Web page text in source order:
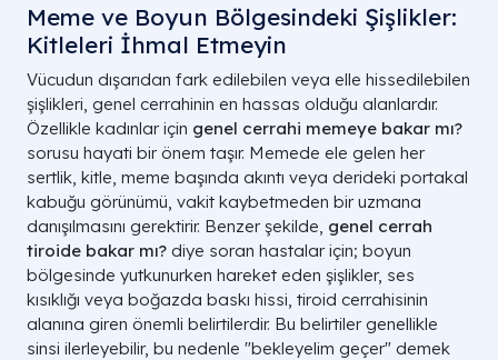
Meme ve Boyun Bölgesindeki Şişlikler:
Kitleleri İhmal Etmeyin
Vücudun dışarıdan fark edilebilen veya elle hissedilebilen
şişlikleri, genel cerrahinin en hassas olduğu alanlardır.
Özellikle kadınlar için genel cerrahi memeye bakar mı?
sorusu hayati bir önem taşır. Memede ele gelen her
sertlik, kitle, meme başında akıntı veya derideki portakal
kabuğu görünümü, vakit kaybetmeden bir uzmana
danışılmasını gerektirir. Benzer şekilde, genel cerrah
tiroide bakar mı? diye soran hastalar için; boyun
bölgesinde yutkunurken hareket eden şişlikler, ses
kısıklığı veya boğazda baskı hissi, tiroid cerrahisinin
alanına giren önemli belirtilerdir. Bu belirtiler genellikle
sinsi ilerleyebilir, bu nedenle "bekleyelim geçer" demek